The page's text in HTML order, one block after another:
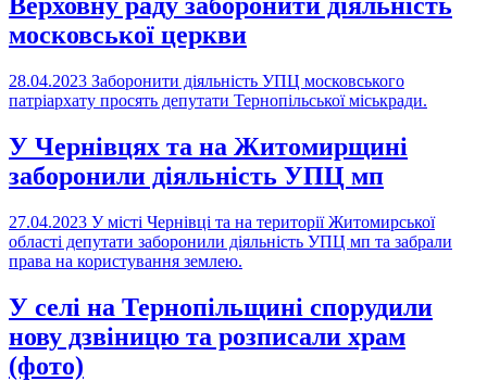
московської церкви
28.04.2023 Заборонити діяльність УПЦ московського
патріархату просять депутати Тернопільської міськради.
У Чернівцях та на Житомирщині
заборонили діяльність УПЦ мп
27.04.2023 У місті Чернівці та на території Житомирської
області депутати заборонили діяльність УПЦ мп та забрали
права на користування землею.
У селі на Тернопільщині спорудили
нову дзвіницю та розписали храм
(фото)